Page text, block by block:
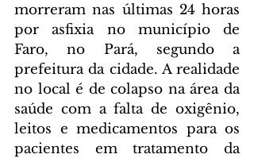
morreram nas últimas 24 horas
por asfixia no município de
Faro, no Pará, segundo a
prefeitura da cidade. A realidade
no local é de colapso na área da
saúde com a falta de oxigênio,
leitos e medicamentos para os
pacientes em tratamento da